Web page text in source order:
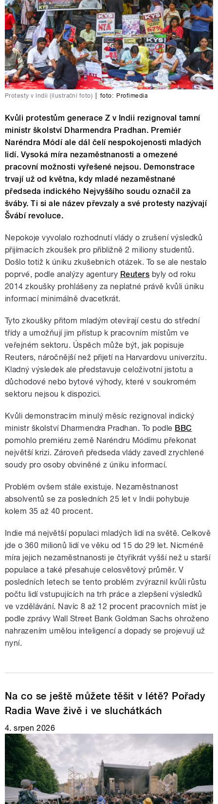
Protesty v Indii (ilustrační foto) foto: Profimedia
Kvůli protestům generace Z v Indii rezignoval tamní
ministr školství Dharmendra Pradhan. Premiér
Naréndra Módí ale dál čelí nespokojenosti mladých
lidí. Vysoká míra nezaměstnanosti a omezené
pracovní možnosti vyřešené nejsou. Demonstrace
trvají už od května, kdy mladé nezaměstnané
předseda indického Nejvyššího soudu označil za
šváby. Ti si ale název převzaly a své protesty nazývají
Švábí revoluce.
Nepokoje vyvolalo rozhodnutí vlády o zrušení výsledků
přijímacích zkoušek pro přibližně 2 miliony studentů.
Došlo totiž k úniku zkušebních otázek. To se ale nestalo
poprvé, podle analýzy agentury Reuters byly od roku
2014 zkoušky prohlášeny za neplatné právě kvůli úniku
informací minimálně dvacetkrát.
Tyto zkoušky přitom mladým otevírají cestu do střední
třídy a umožňují jim přístup k pracovním místům ve
veřejném sektoru. Úspěch může být, jak popisuje
Reuters, náročnější než přijetí na Harvardovu univerzitu.
Kladný výsledek ale představuje celoživotní jistotu a
důchodové nebo bytové výhody, které v soukromém
sektoru nejsou k dispozici.
Kvůli demonstracím minulý měsíc rezignoval indický
ministr školství Dharmendra Pradhan. To podle BBC
pomohlo premiéru země Naréndru Módímu překonat
největší krizi. Zároveň předseda vlády zavedl zrychlené
soudy pro osoby obviněné z úniku informací.
Problém ovšem stále existuje. Nezaměstnanost
absolventů se za posledních 25 let v Indii pohybuje
kolem 35 až 40 procent.
Indie má největší populaci mladých lidí na světě. Celkově
jde o 360 milionů lidí ve věku od 15 do 29 let. Nicméně
míra jejich nezaměstnanosti je čtyřikrát vyšší než u starší
populace a také přesahuje celosvětový průměr. V
posledních letech se tento problém zvýraznil kvůli růstu
počtu lidí vstupujících na trh práce a zlepšení výsledků
ve vzdělávání. Navíc 8 až 12 procent pracovních míst je
podle zprávy Wall Street Bank Goldman Sachs ohroženo
nahrazením umělou inteligencí a dopady se projevují už
nyní.
Na co se ještě můžete těšit v létě? Pořady
Radia Wave živě i ve sluchátkách
4. srpen 2026